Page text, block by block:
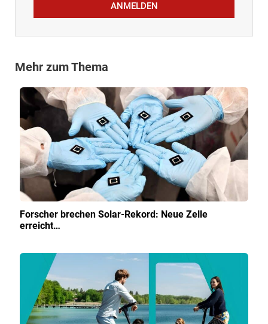
ANMELDEN
Mehr zum Thema
Forscher brechen Solar-Rekord: Neue Zelle
erreicht…